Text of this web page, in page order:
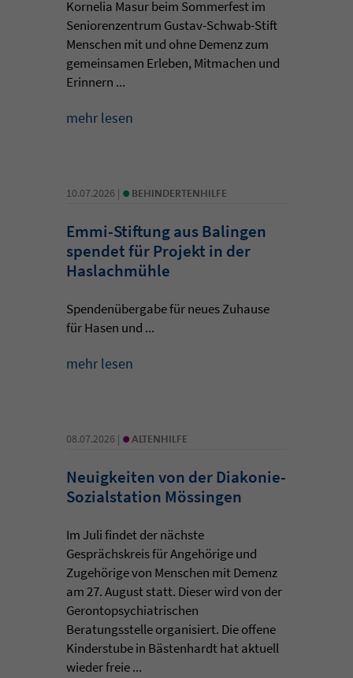
Kornelia Masur beim Sommerfest im
Seniorenzentrum Gustav-Schwab-Stift
Menschen mit und ohne Demenz zum
gemeinsamen Erleben, Mitmachen und
Erinnern ...
mehr lesen
10.07.2026 | • BEHINDERTENHILFE
Emmi-Stiftung aus Balingen
spendet für Projekt in der
Haslachmühle
Spendenübergabe für neues Zuhause
für Hasen und ...
mehr lesen
08.07.2026 | • ALTENHILFE
Neuigkeiten von der Diakonie-
Sozialstation Mössingen
Im Juli findet der nächste
Gesprächskreis für Angehörige und
Zugehörige von Menschen mit Demenz
am 27. August statt. Dieser wird von der
Gerontopsychiatrischen
Beratungsstelle organisiert. Die offene
Kinderstube in Bästenhardt hat aktuell
wieder freie ...